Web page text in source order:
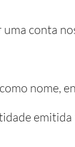
conta
nome,